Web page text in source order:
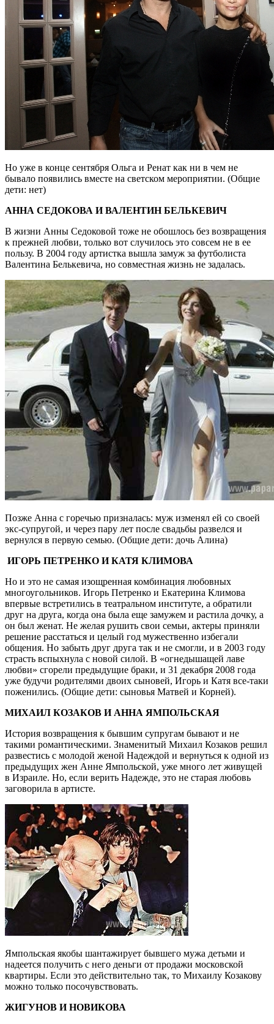
Но уже в конце сентября Ольга и Ренат как ни в чем не
бывало появились вместе на светском мероприятии. (Общие
дети: нет)
АННА СЕДОКОВА И ВАЛЕНТИН БЕЛЬКЕВИЧ
В жизни Анны Седоковой тоже не обошлось без возвращения
к прежней любви, только вот случилось это совсем не в ее
пользу. В 2004 году артистка вышла замуж за футболиста
Валентина Белькевича, но совместная жизнь не задалась.
Позже Анна с горечью призналась: муж изменял ей со своей
экс-супругой, и через пару лет после свадьбы развелся и
вернулся в первую семью. (Общие дети: дочь Алина)
ИГОРЬ ПЕТРЕНКО И КАТЯ КЛИМОВА
Но и это не самая изощренная комбинация любовных
многоугольников. Игорь Петренко и Екатерина Климова
впервые встретились в театральном институте, а обратили
друг на друга, когда она была еще замужем и растила дочку, а
он был женат. Не желая рушить свои семьи, актеры приняли
решение расстаться и целый год мужественно избегали
общения. Но забыть друг друга так и не смогли, и в 2003 году
страсть вспыхнула с новой силой. В «огнедышащей лаве
любви» сгорели предыдущие браки, и 31 декабря 2008 года
уже будучи родителями двоих сыновей, Игорь и Катя все-таки
поженились. (Общие дети: сыновья Матвей и Корней).
МИХАИЛ КОЗАКОВ И АННА ЯМПОЛЬСКАЯ
История возвращения к бывшим супругам бывают и не
такими романтическими. Знаменитый Михаил Козаков решил
развестись с молодой женой Надеждой и вернуться к одной из
предыдущих жен Анне Ямпольской, уже много лет живущей
в Израиле. Но, если верить Надежде, это не старая любовь
заговорила в артисте.
Ямпольская якобы шантажирует бывшего мужа детьми и
надеется получить с него деньги от продажи московской
квартиры. Если это действительно так, то Михаилу Козакову
можно только посочувствовать.
ЖИГУНОВ И НОВИКОВА